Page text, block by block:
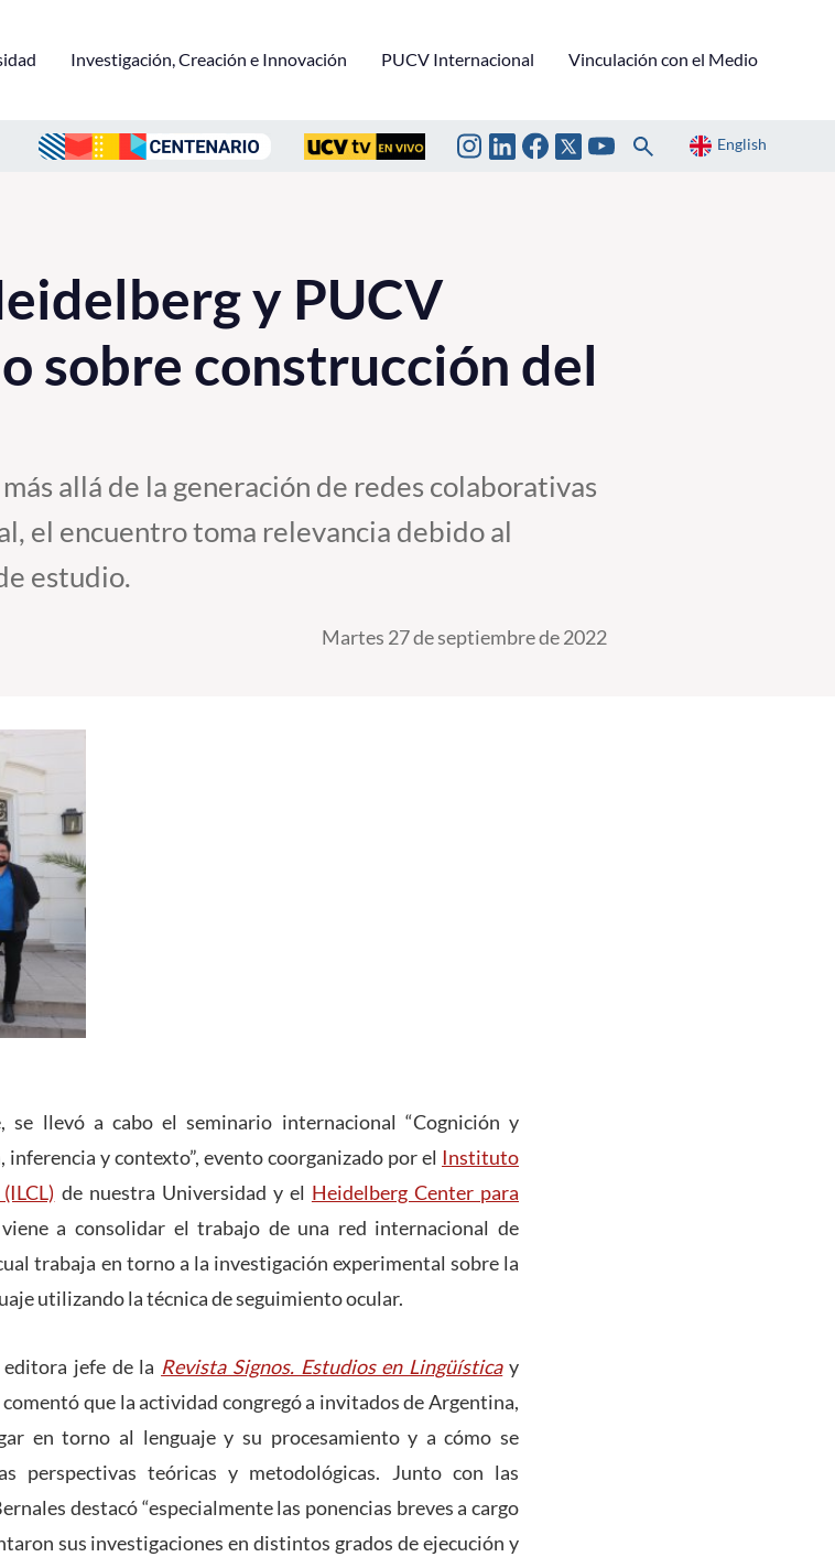
Investigación, Creación e Innovación PUCV Internacional Vinculación con el Medio
English
y PUCV
sobre construcción del
allá de la generación de redes colaborativas
el encuentro toma relevancia debido al
estudio.
Martes 27 de septiembre de 2022
se llevó a cabo el seminario internacional “Cognición y
y contexto”, evento coorganizado por el Instituto
de nuestra Universidad y el Heidelberg Center para
a consolidar el trabajo de una red internacional de
trabaja en torno a la investigación experimental sobre la
utilizando la técnica de seguimiento ocular.
editora jefe de la Revista Signos. Estudios en Lingüísticay
que la actividad congregó a invitados de Argentina,
en torno al lenguaje y su procesamiento y a cómo se
perspectivas teóricas y metodológicas. Junto con las
destacó “especialmente las ponencias breves a cargo
sus investigaciones en distintos grados de ejecución y